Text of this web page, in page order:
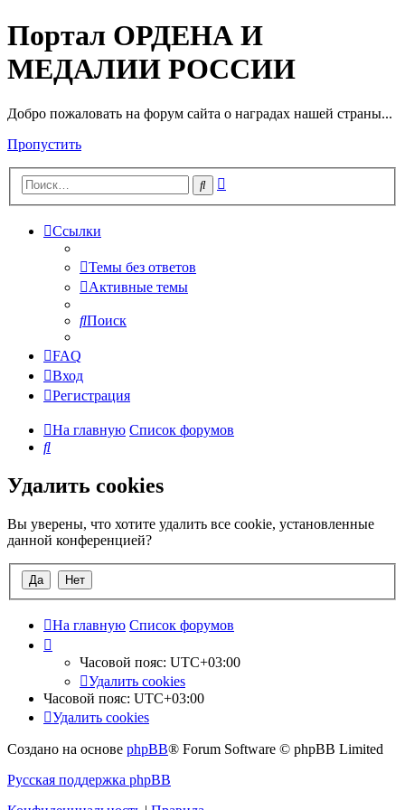
Портал ОРДЕНА И
МЕДАЛИИ РОССИИ
Добро пожаловать на форум сайта о наградах нашей страны...
Пропустить
Поиск
Ссылки
Темы без ответов
Активные темы
Поиск
FAQ
Вход
Регистрация
На главную Список форумов
Поиск
Удалить cookies
Вы уверены, что хотите удалить все cookie, установленные
данной конференцией?
На главную Список форумов
Часовой пояс: UTC+03:00
Удалить cookies
Часовой пояс: UTC+03:00
Удалить cookies
Создано на основе phpBB® Forum Software © phpBB Limited
Русская поддержка phpBB